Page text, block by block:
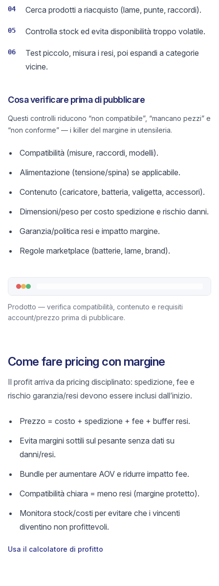
04 Cerca prodotti a riacquisto (lame, punte, raccordi).
05 Controlla stock ed evita disponibilità troppo volatile.
06
Test piccolo, misura i resi, poi espandi a categorie
vicine.
Cosa verificare prima di pubblicare
Questi controlli riducono “non compatibile”, “mancano pezzi” e
“non conforme” — i killer del margine in utensileria.
Compatibilità (misure, raccordi, modelli).
Alimentazione (tensione/spina) se applicabile.
Contenuto (caricatore, batteria, valigetta, accessori).
Dimensioni/peso per costo spedizione e rischio danni.
Garanzia/politica resi e impatto margine.
Regole marketplace (batterie, lame, brand).
Prodotto — verifica compatibilità, contenuto e requisiti
account/prezzo prima di pubblicare.
Come fare pricing con margine
Il profit arriva da pricing disciplinato: spedizione, fee e
rischio garanzia/resi devono essere inclusi dall’inizio.
Prezzo = costo + spedizione + fee + buffer resi.
Evita margini sottili sul pesante senza dati su
danni/resi.
Bundle per aumentare AOV e ridurre impatto fee.
Compatibilità chiara = meno resi (margine protetto).
Monitora stock/costi per evitare che i vincenti
diventino non profittevoli.
Usa il calcolatore di profitto